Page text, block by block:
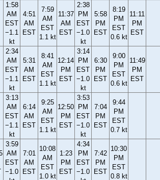
1:58
AM
EST
−1.1
kt
4:51
AM
EST
7:59
AM
EST
1.1 kt
11:37
AM
EST
2:38
PM
EST
−1.0
kt
5:58
PM
EST
8:19
PM
EST
0.6 kt
11:11
PM
EST
2:34
AM
EST
−1.1
kt
5:31
AM
EST
8:41
AM
EST
1.1 kt
12:14
PM
EST
3:14
PM
EST
−1.0
kt
6:30
PM
EST
9:00
PM
EST
0.6 kt
11:49
PM
EST
3:13
AM
EST
−1.1
kt
6:14
AM
EST
9:25
AM
EST
1.1 kt
12:50
PM
EST
3:53
PM
EST
−1.0
kt
7:04
PM
EST
9:44
PM
EST
0.7 kt
3:59
AM
EST
−1.0
7:01
AM
EST
10:08
AM
EST
1.0 kt
1:23
PM
EST
4:34
PM
EST
−1.0
7:42
PM
EST
10:30
PM
EST
0.8 kt